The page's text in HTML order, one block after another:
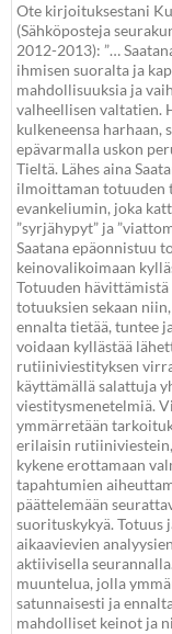
Ote kirjoituksestani
(Sähköposteja
2012-2013): ”…
ihmisen suoralta ja
mahdollisuuksia ja
valheellisen valtatien.
kulkeneensa harhaan,
epävarmalla uskon
Tieltä. Lähes aina
ilmoittaman totuuden
evankeliumin, joka
”syrjähypyt” ja
Saatana epäonnistuu
keinovalikoimaan
Totuuden
totuuksien sekaan
ennalta tietää, tuntee
voidaan kyllästää
rutiiniviestityksen
käyttämällä salattuja
viestitysmenetelmiä.
ymmärretään
erilaisin
kykene erottamaan
tapahtumien
päättelemään
suorituskykyä. Totuus
aikaavievien
aktiivisella
muuntelua, jolla
satunnaisesti ja
mahdolliset keinot ja